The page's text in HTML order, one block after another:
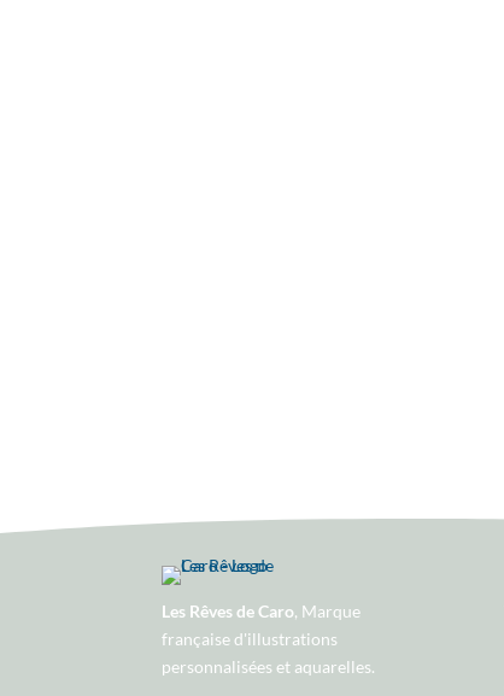
Les Rêves de Caro, Marque
française d'illustrations
personnalisées et aquarelles.